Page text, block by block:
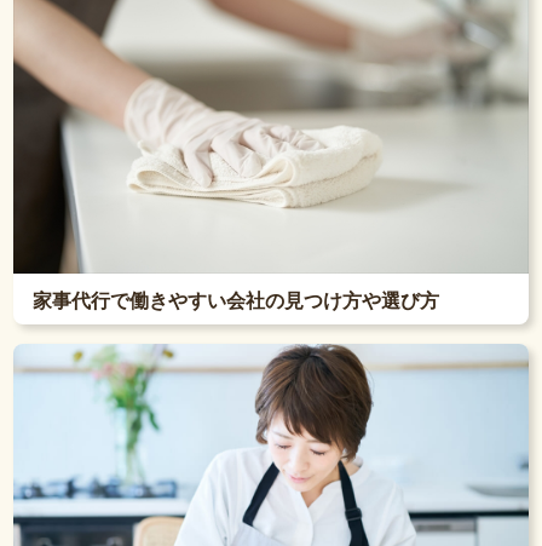
家事代行で働きやすい会社の見つけ方や選び方